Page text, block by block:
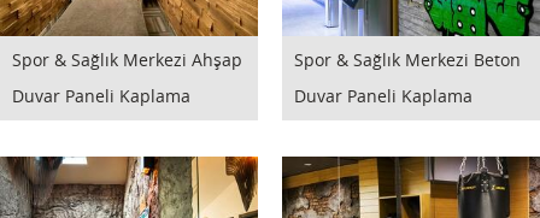
Spor & Sağlık Merkezi Ahşap
Duvar Paneli Kaplama
Spor & Sağlık Merkezi Beton
Duvar Paneli Kaplama